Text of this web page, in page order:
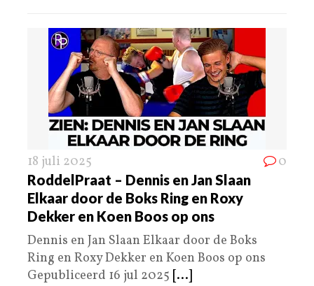
18 juli 2025 0
RoddelPraat – Dennis en Jan Slaan
Elkaar door de Boks Ring en Roxy
Dekker en Koen Boos op ons
Dennis en Jan Slaan Elkaar door de Boks
Ring en Roxy Dekker en Koen Boos op ons
Gepubliceerd 16 jul 2025 [...]